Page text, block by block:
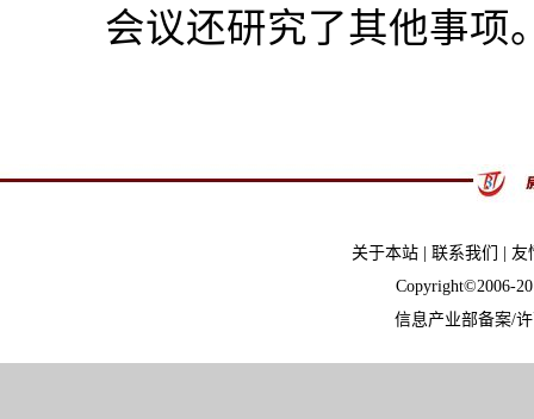
会议还研究了其他事项
关于本站 联系我们
友
Copyright©2006-
信息产业部备案/